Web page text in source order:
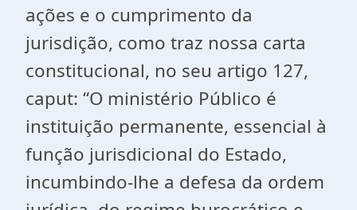
ações e o cumprimento da
jurisdição, como traz nossa carta
constitucional, no seu artigo 127,
caput: “O ministério Público é
instituição permanente, essencial à
função jurisdicional do Estado,
incumbindo-lhe a defesa da ordem